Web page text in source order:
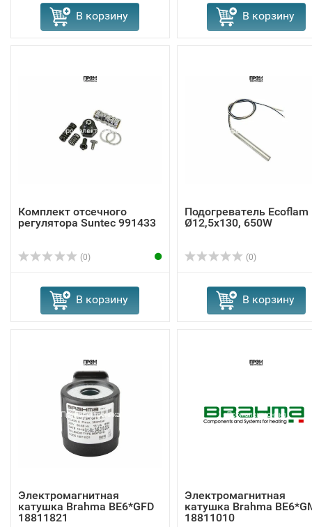
В корзину В корзину
Комплект отсечного
регулятора Suntec 991433
(0)
В корзину
Подогреватель Ecoflam
Ø12,5x130, 650W
(0)
В корзину
Электромагнитная
катушка Brahma BE6*GFD
18811821
Электромагнитная
катушка Brahma
18811010